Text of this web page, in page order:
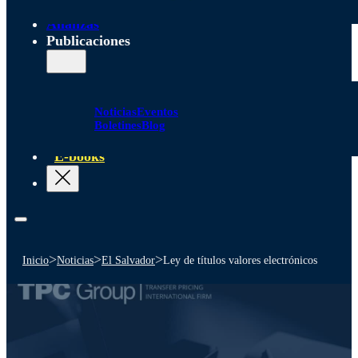
Alianzas
Publicaciones
NoticiasEventos
BoletinesBlog
E-books
Inicio>Noticias>El Salvador>Ley de títulos valores electrónicos